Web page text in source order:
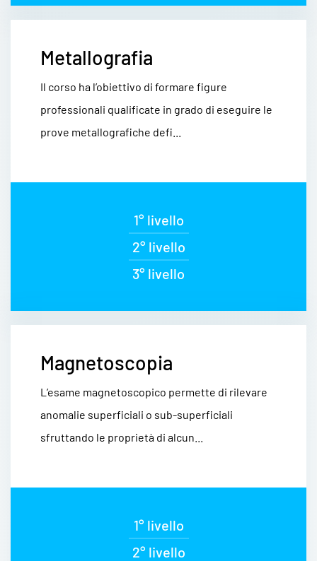
Metallografia
Il corso ha l’obiettivo di formare figure
professionali qualificate in grado di eseguire le
prove metallografiche defi...
1° livello
2° livello
3° livello
Magnetoscopia
L’esame magnetoscopico permette di rilevare
anomalie superficiali o sub-superficiali
sfruttando le proprietà di alcun...
1° livello
2° livello